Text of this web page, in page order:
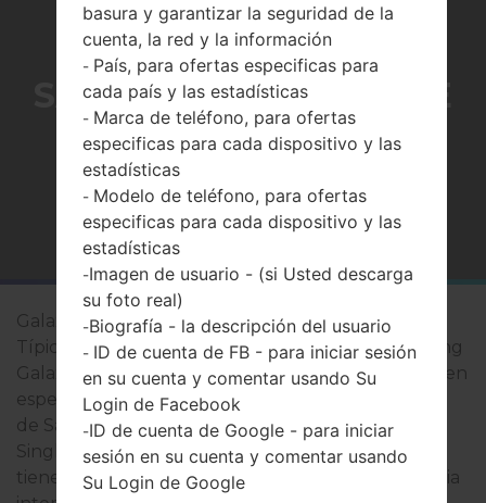
LA SERIE
SAMSUNGGALAXY ACE
DUOS
Página principal → Serie →Galaxy Ace Duos
Galaxy Ace Duos
Típicamente, los dispositivos de la serie de Samsung
Galaxy Ace Duos son similares en apariencia y tienen
especificaciones comunes. Los modelos de la serie
de Samsung Galaxy Ace Duos se ejecuta en un
Single-core 832MHz, Broadcom BCM21553 que
tiene on 512MB de RAM. Tienen 4GB de la memoria
basura y garantizar la seguridad de la
cuenta, la red y la información
- País, para ofertas especificas para
cada país y las estadísticas
- Marca de teléfono, para ofertas
especificas para cada dispositivo y las
estadísticas
- Modelo de teléfono, para ofertas
especificas para cada dispositivo y las
estadísticas
-Imagen de usuario - (si Usted descarga
su foto real)
-Biografía - la descripción del usuario
- ID de cuenta de FB - para iniciar sesión
en su cuenta y comentar usando Su
Login de Facebook
-ID de cuenta de Google - para iniciar
sesión en su cuenta y comentar usando
Su Login de Google